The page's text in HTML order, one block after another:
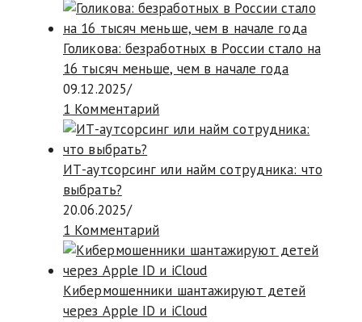
Голикова: безработных в России стало на
16 тысяч меньше, чем в начале года
09.12.2025/
1 Комментарий
ИТ-аутсорсинг или найм сотрудника: что
выбрать?
20.06.2025/
1 Комментарий
Кибермошенники шантажируют детей
через Apple ID и iCloud